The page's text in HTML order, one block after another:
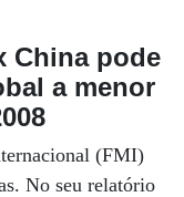
China pode
a menor
(FMI)
No seu relatório